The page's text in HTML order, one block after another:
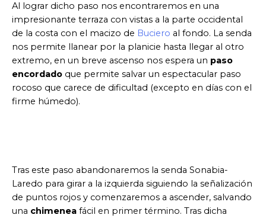
Al lograr dicho paso nos encontraremos en una
impresionante terraza con vistas a la parte occidental
de la costa con el macizo de Buciero al fondo. La senda
nos permite llanear por la planicie hasta llegar al otro
extremo, en un breve ascenso nos espera un paso
encordado que permite salvar un espectacular paso
rocoso que carece de dificultad (excepto en días con el
firme húmedo).
Tras este paso abandonaremos la senda Sonabia-
Laredo para girar a la izquierda siguiendo la señalización
de puntos rojos y comenzaremos a ascender, salvando
una chimenea fácil en primer término. Tras dicha